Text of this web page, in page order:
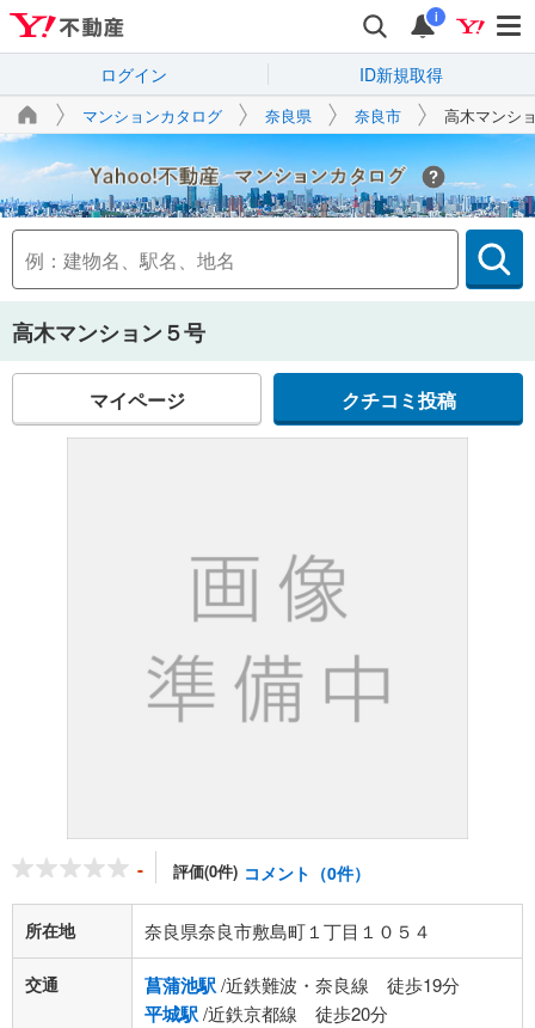
i
ログイン ID新規取得
マンションカタログ 奈良県 奈良市 高木マンシ
Yahoo!不動産
高木マンション５号
マイページ クチコミ投稿
- 評価(0件) コメント（0件）
所在地 奈良県奈良市敷島町１丁目１０５４
交通 菖蒲池駅/近鉄難波・奈良線 徒歩19分
平城駅/近鉄京都線 徒歩20分